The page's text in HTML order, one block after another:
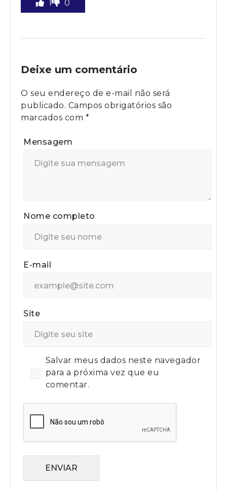
1 0
Deixe um comentário
O seu endereço de e-mail não será
publicado. Campos obrigatórios são
marcados com *
Mensagem
Nome completo
E-mail
Site
Salvar meus dados neste navegador
para a próxima vez que eu
comentar.
ENVIAR